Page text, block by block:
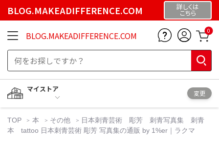
BLOG.MAKEADIFFERENCE.COM 詳しくは
こちら
BLOG.MAKEADIFFERENCE.COM 0
マイストア
変更
TOP 本 その他
日本刺青芸術 彫芳 刺青写真集 刺青
本 tattoo 日本刺青芸術 彫芳 写真集の通販 by 1%er｜ラクマ